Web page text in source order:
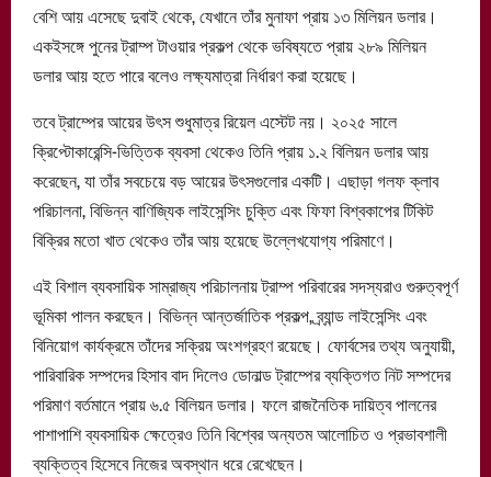
বেশি আয় এসেছে দুবাই থেকে, যেখানে তাঁর মুনাফা প্রায় ১৩ মিলিয়ন ডলার।
একইসঙ্গে পুনের ট্রাম্প টাওয়ার প্রকল্প থেকে ভবিষ্যতে প্রায় ২৮৯ মিলিয়ন
ডলার আয় হতে পারে বলেও লক্ষ্যমাত্রা নির্ধারণ করা হয়েছে।
তবে ট্রাম্পের আয়ের উৎস শুধুমাত্র রিয়েল এস্টেট নয়। ২০২৫ সালে
ক্রিপ্টোকারেন্সি-ভিত্তিক ব্যবসা থেকেও তিনি প্রায় ১.২ বিলিয়ন ডলার আয়
করেছেন, যা তাঁর সবচেয়ে বড় আয়ের উৎসগুলোর একটি। এছাড়া গলফ ক্লাব
পরিচালনা, বিভিন্ন বাণিজ্যিক লাইসেন্সিং চুক্তি এবং ফিফা বিশ্বকাপের টিকিট
বিক্রির মতো খাত থেকেও তাঁর আয় হয়েছে উল্লেখযোগ্য পরিমাণে।
এই বিশাল ব্যবসায়িক সাম্রাজ্য পরিচালনায় ট্রাম্প পরিবারের সদস্যরাও গুরুত্বপূর্ণ
ভূমিকা পালন করছেন। বিভিন্ন আন্তর্জাতিক প্রকল্প, ব্র্যান্ড লাইসেন্সিং এবং
বিনিয়োগ কার্যক্রমে তাঁদের সক্রিয় অংশগ্রহণ রয়েছে। ফোর্বসের তথ্য অনুযায়ী,
পারিবারিক সম্পদের হিসাব বাদ দিলেও ডোনাল্ড ট্রাম্পের ব্যক্তিগত নিট সম্পদের
পরিমাণ বর্তমানে প্রায় ৬.৫ বিলিয়ন ডলার। ফলে রাজনৈতিক দায়িত্ব পালনের
পাশাপাশি ব্যবসায়িক ক্ষেত্রেও তিনি বিশ্বের অন্যতম আলোচিত ও প্রভাবশালী
ব্যক্তিত্ব হিসেবে নিজের অবস্থান ধরে রেখেছেন।